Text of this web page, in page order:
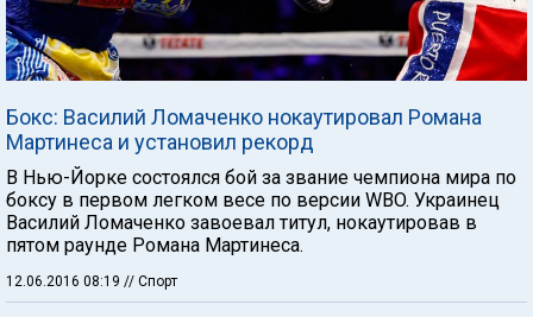
Бокс: Василий Ломаченко нокаутировал Романа
Мартинеса и установил рекорд
В Нью-Йорке состоялся бой за звание чемпиона мира по
боксу в первом легком весе по версии WBO. Украинец
Василий Ломаченко завоевал титул, нокаутировав в
пятом раунде Романа Мартинеса.
12.06.2016 08:19 // Спорт